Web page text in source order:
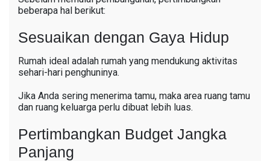
beberapa hal berikut:
Sesuaikan dengan Gaya Hidup
Rumah ideal adalah rumah yang mendukung aktivitas
sehari-hari penghuninya.
Jika Anda sering menerima tamu, maka area ruang tamu
dan ruang keluarga perlu dibuat lebih luas.
Pertimbangkan Budget Jangka
Panjang